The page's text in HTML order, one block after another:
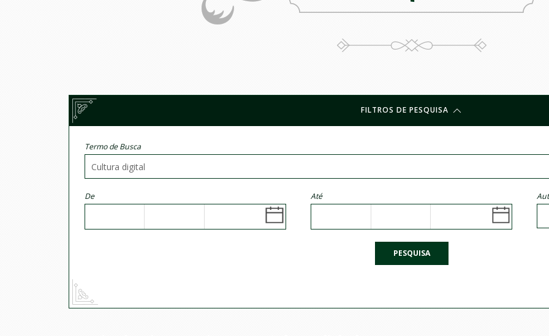
FILTROS DE PESQUISA
Termo de Busca
De Até
PESQUISA